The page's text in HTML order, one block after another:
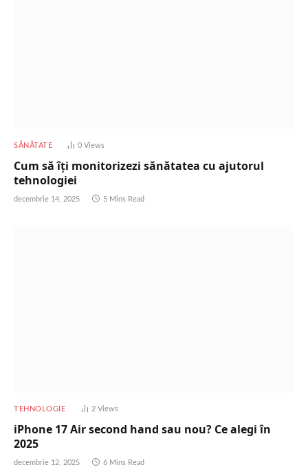
SĂNĂTATE 0Views
Cum să îți monitorizezi sănătatea cu ajutorul
tehnologiei
decembrie 14, 2025 5 Mins Read
TEHNOLOGIE 2 Views
iPhone 17 Air second hand sau nou? Ce alegi în
2025
decembrie 12, 2025 6 Mins Read